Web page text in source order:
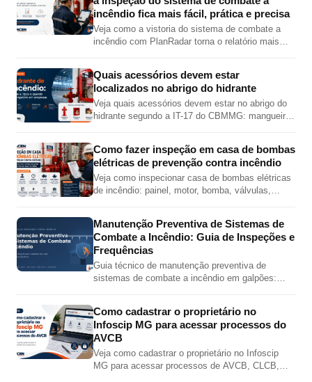
incêndio fica mais fácil, prática e precisa
Veja como a vistoria do sistema de combate a
incêndio com PlanRadar torna o relatório mais
Quais acessórios devem estar
localizados no abrigo do hidrante
Veja quais acessórios devem estar no abrigo do
hidrante segundo a IT-17 do CBMMG: mangueira,
Como fazer inspeção em casa de bombas
elétricas de prevenção contra incêndio
Veja como inspecionar casa de bombas elétricas
de incêndio: painel, motor, bomba, válvulas,
Manutenção Preventiva de Sistemas de
Combate a Incêndio: Guia de Inspeções e
Frequências
Guia técnico de manutenção preventiva de
sistemas de combate a incêndio em galpões:
Como cadastrar o proprietário no
Infoscip MG para acessar processos do
AVCB
Veja como cadastrar o proprietário no Infoscip
MG para acessar processos de AVCB, CLCB,